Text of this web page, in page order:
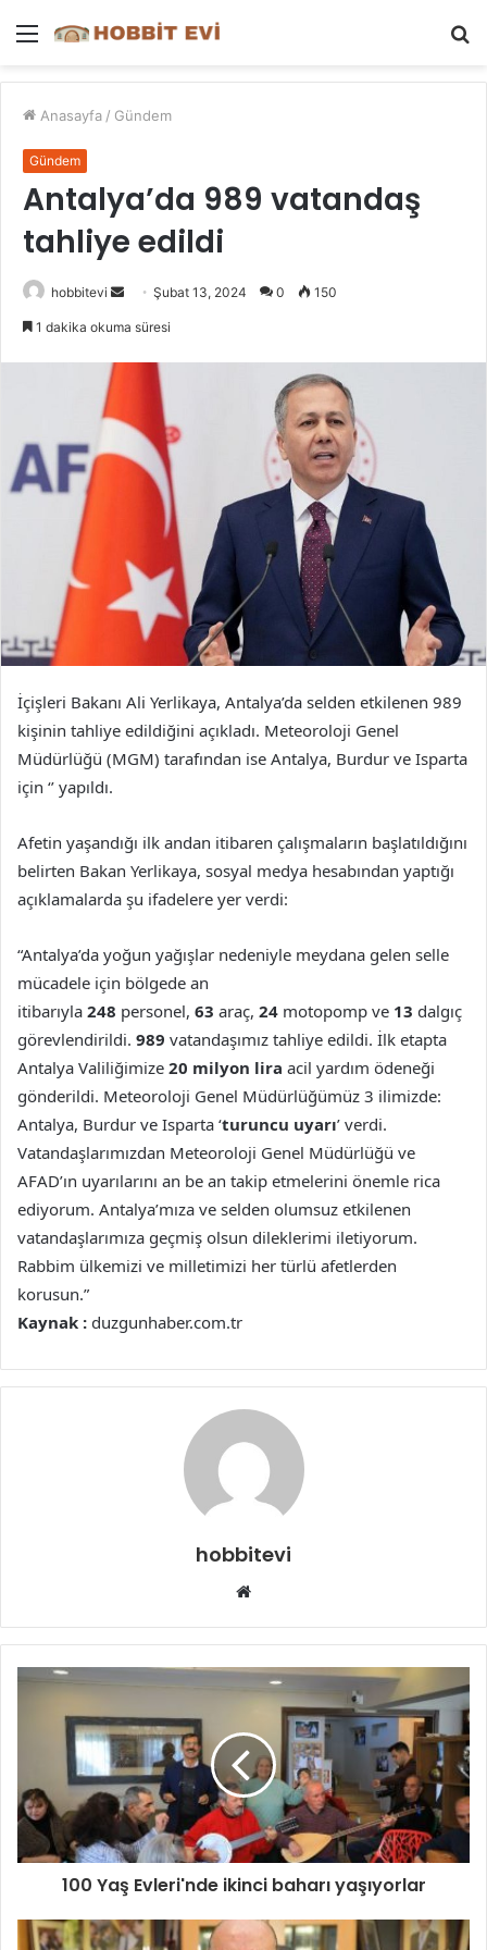
Menü
Anasayfa / Gündem
Gündem
Antalya’da 989 vatandaş
tahliye edildi
hobbitevi
Bir
göndermek
Şubat 13, 2024 0 150
1 dakika okuma süresi
İçişleri Bakanı Ali Yerlikaya, Antalya’da selden etkilenen 989
kişinin tahliye edildiğini açıkladı. Meteoroloji Genel
Müdürlüğü (MGM) tarafından ise Antalya, Burdur ve Isparta
için ‘’ yapıldı.
Afetin yaşandığı ilk andan itibaren çalışmaların başlatıldığını
belirten Bakan Yerlikaya, sosyal medya hesabından yaptığı
açıklamalarda şu ifadelere yer verdi:
“Antalya’da yoğun yağışlar nedeniyle meydana gelen selle
mücadele için bölgede an
itibarıyla 248 personel, 63 araç, 24 motopomp ve 13 dalgıç
görevlendirildi. 989 vatandaşımız tahliye edildi. İlk etapta
Antalya Valiliğimize 20 milyon lira acil yardım ödeneği
gönderildi. Meteoroloji Genel Müdürlüğümüz 3 ilimizde:
Antalya, Burdur ve Isparta ‘turuncu uyarı’ verdi.
Vatandaşlarımızdan Meteoroloji Genel Müdürlüğü ve
AFAD’ın uyarılarını an be an takip etmelerini önemle rica
ediyorum. Antalya’mıza ve selden olumsuz etkilenen
vatandaşlarımıza geçmiş olsun dileklerimi iletiyorum.
Rabbim ülkemizi ve milletimizi her türlü afetlerden
korusun.”
Kaynak : duzgunhaber.com.tr
hobbitevi
Web
100 Yaş Evleri'nde ikinci baharı yaşıyorlar